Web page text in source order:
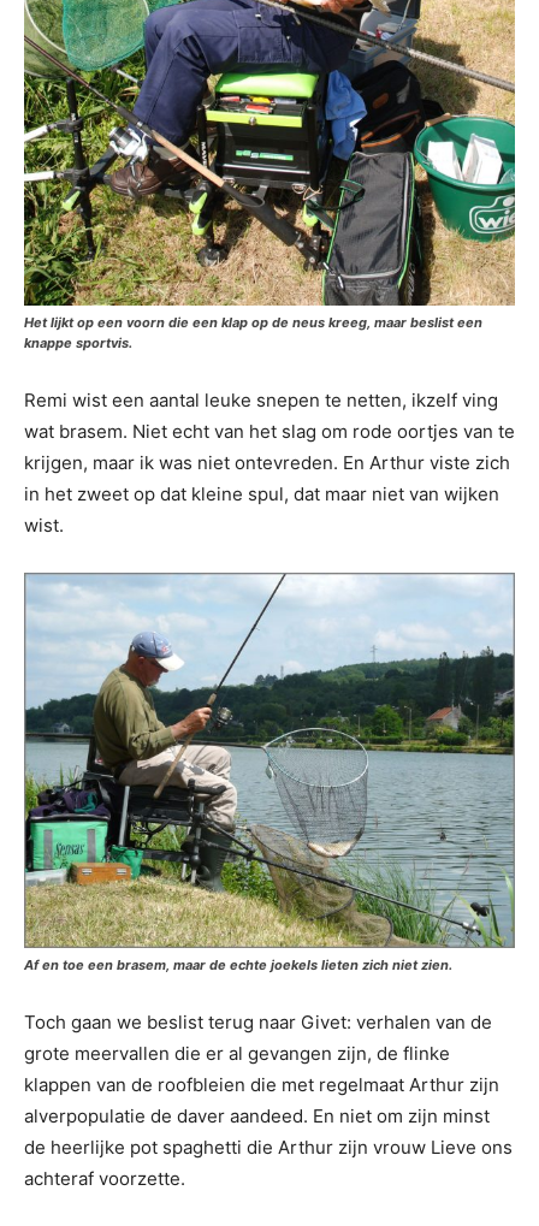
Het lijkt op een voorn die een klap op de neus kreeg, maar beslist een
knappe sportvis.
Remi wist een aantal leuke snepen te netten, ikzelf ving
wat brasem. Niet echt van het slag om rode oortjes van te
krijgen, maar ik was niet ontevreden. En Arthur viste zich
in het zweet op dat kleine spul, dat maar niet van wijken
wist.
Af en toe een brasem, maar de echte joekels lieten zich niet zien.
Toch gaan we beslist terug naar Givet: verhalen van de
grote meervallen die er al gevangen zijn, de flinke
klappen van de roofbleien die met regelmaat Arthur zijn
alverpopulatie de daver aandeed. En niet om zijn minst
de heerlijke pot spaghetti die Arthur zijn vrouw Lieve ons
achteraf voorzette.